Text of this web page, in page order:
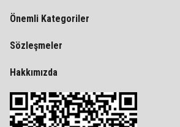
Önemli Kategoriler
Sözleşmeler
Hakkımızda